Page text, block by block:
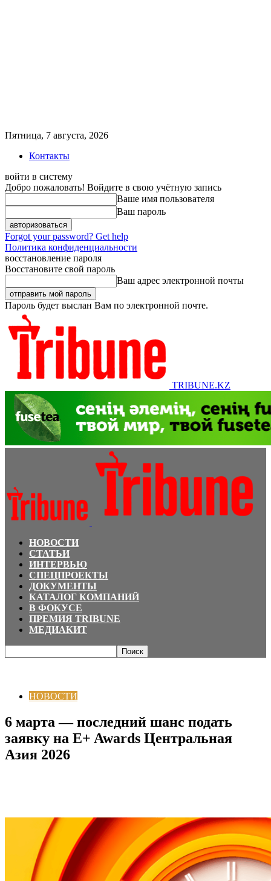
Пятница, 7 августа, 2026
Контакты
войти в систему
Добро пожаловать! Войдите в свою учётную запись
Ваше имя пользователя
Ваш пароль
Forgot your password? Get help
Политика конфиденциальности
восстановление пароля
Восстановите свой пароль
Ваш адрес электронной почты
Пароль будет выслан Вам по электронной почте.
TRIBUNE.KZ
НОВОСТИ
СТАТЬИ
ИНТЕРВЬЮ
СПЕЦПРОЕКТЫ
ДОКУМЕНТЫ
КАТАЛОГ КОМПАНИЙ
В ФОКУСЕ
ПРЕМИЯ TRIBUNE
МЕДИАКИТ
НОВОСТИ
6 марта — последний шанс подать
заявку на E+ Awards Центральная
Азия 2026